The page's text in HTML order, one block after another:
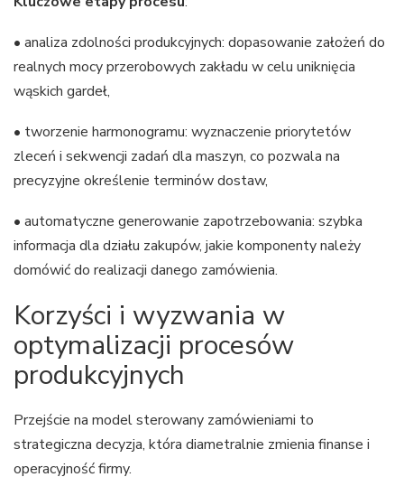
• analiza zdolności produkcyjnych: dopasowanie założeń do
realnych mocy przerobowych zakładu w celu uniknięcia
wąskich gardeł,
• tworzenie harmonogramu: wyznaczenie priorytetów
zleceń i sekwencji zadań dla maszyn, co pozwala na
precyzyjne określenie terminów dostaw,
• automatyczne generowanie zapotrzebowania: szybka
informacja dla działu zakupów, jakie komponenty należy
domówić do realizacji danego zamówienia.
Korzyści i wyzwania w
optymalizacji procesów
produkcyjnych
Przejście na model sterowany zamówieniami to
strategiczna decyzja, która diametralnie zmienia finanse i
operacyjność firmy.